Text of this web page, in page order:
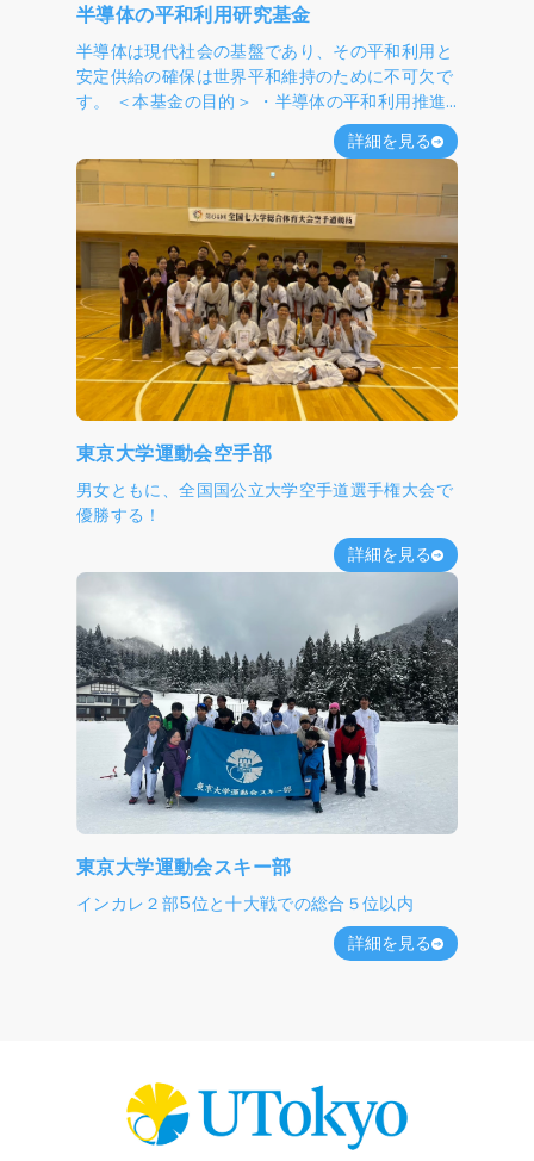
半導体の平和利用研究基金
半導体は現代社会の基盤であり、その平和利用と
安定供給の確保は世界平和維持のために不可欠で
す。 ＜本基金の目的＞ ・半導体の平和利用推進
・環境負荷低減 ・国際協力強化 ・人材育成（次
世代のリーダー育成） 材料・デバイス・製造技
術の理工学的アプローチに加え、国際政治・地政
学・環境学・倫理など、多面的かつ学際融合的な
アプローチで研究を推進してまいります。
詳細を見る
東京大学運動会空手部
男女ともに、全国国公立大学空手道選手権大会で
優勝する！
詳細を見る
東京大学運動会スキー部
インカレ２部5位と十大戦での総合５位以内
詳細を見る